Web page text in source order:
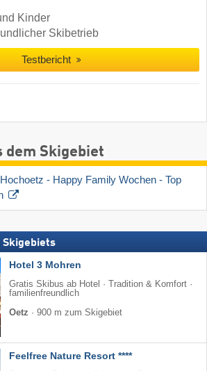
Kinder
Skibetrieb
Testbericht
dem Skigebiet
- Happy Family Wochen - Top
Hotel 3 Mohren
Gratis Skibus ab Hotel · Tradition & Komfort ·
familienfreundlich
Oetz · 900 m zum Skigebiet
Feelfree Nature Resort ****